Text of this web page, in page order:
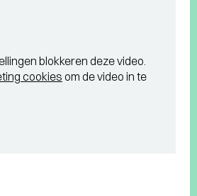
blokkeren deze video.
cookies om de video in te